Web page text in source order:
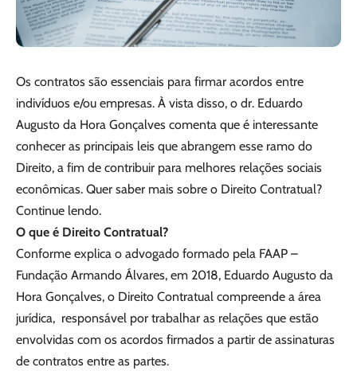
Os contratos são essenciais para firmar acordos entre
indivíduos e/ou empresas. À vista disso, o dr. Eduardo
Augusto da Hora Gonçalves comenta que é interessante
conhecer as principais leis que abrangem esse ramo do
Direito, a fim de contribuir para melhores relações sociais
econômicas. Quer saber mais sobre o Direito Contratual?
Continue lendo.
O que é Direito Contratual?
Conforme explica o advogado formado pela FAAP –
Fundação Armando Álvares, em 2018, Eduardo Augusto da
Hora Gonçalves, o Direito Contratual compreende a área
jurídica, responsável por trabalhar as relações que estão
envolvidas com os acordos firmados a partir de assinaturas
de contratos entre as partes.